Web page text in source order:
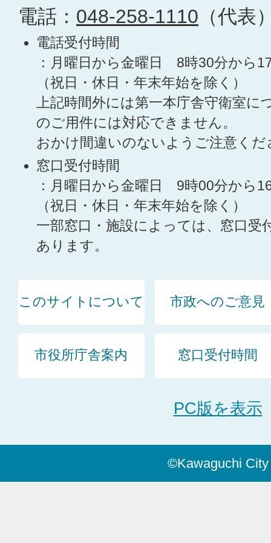
電話： 048-258-1110 （代表
電話受付時間
：月曜日から金曜日 8時30分から
（祝日・休日・年末年始を除く）
上記時間外には第一本庁舎守衛室に
のご用件には対応できません。
おかけ間違いのないようご注意くだ
窓口受付時間
：月曜日から金曜日 9時00分から
（祝日・休日・年末年始を除く）
一部窓口・施設によっては、窓口受
あります。
このサイトについて 市政へのご意見
市役所庁舎案内 窓口受付時間
PC版を表示
©Kawaguchi City